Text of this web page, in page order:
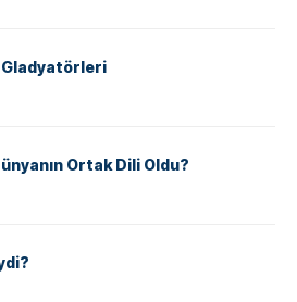
Gladyatörleri
Ortak Dili Oldu?